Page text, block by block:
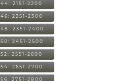
44: 2151-2200
46: 2251-2300
48: 2351-2400
50: 2451-2500
52: 2551-2600
54: 2651-2700
56: 2751-2800